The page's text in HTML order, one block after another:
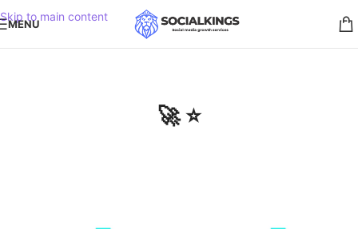
Skip to main content
MENU
🚀 ⭐️